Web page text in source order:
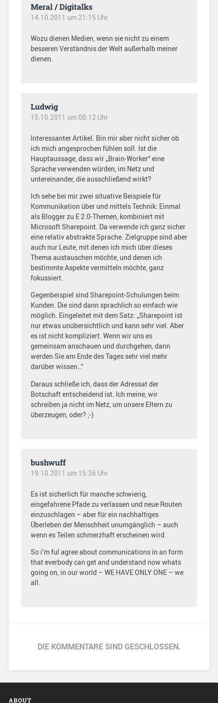
Meral / Digitalks
14.10.2011 um 21:15 Uhr
Wozu dienen Medien, wenn sie nicht zu einem
besseren Verständnis der Welt außerhalb meiner
dienen.
Ludwig
15.10.2011 um 08:12 Uhr
Interessanter Artikel. Bin mir aber nicht sicher ob
ich mich angesprochen fühlen soll. Ist die
Hauptaussage, dass wir „Brain-Worker“ eine
Sprache verwenden würden, im Netz und
untereinander, die ausschließend wirkt?
Ich sehe bei mir zwei situative Beispiele für
Kommunikation über und mittels Technik: Einmal
als Blogger zu E 2.0-Themen, kombiniert mit
Microsoft Sharepoint. Da verwende ich ganz sicher
eine relativ abstrakte Sprache. Zielgruppe sind aber
auch nur Leute, mit denen ich mich über dieses
Thema austauschen möchte, und denen ich
bestimmte Aspekte vermitteln möchte, ganz
fokussiert.
Gegenbeispiel sind Sharepoint-Schulungen beim
Kunden. Die sind dann sprachlich so einfach wie
möglich. Eingeleitet mit dem Satz: „Sharepoint ist
nur etwas unübersichtlich und kann sehr viel. Aber
es ist nicht kompliziert. Wenn wir uns es
gemeinsam anschauen und durchgehen, dann
werden Sie am Ende des Tages sehr viel mehr
darüber wissen…“
Daraus schließe ich, dass der Adressat der
Botschaft entscheidend ist. Ich meine, wir
schreiben ja nicht im Netz, um unsere Eltern zu
überzeugen, oder? ;-)
bushwuff
19.10.2011 um 15:36 Uhr
Es ist sicherlich für manche schwierig,
eingefahrene Pfade zu verlassen und neue Routen
einzuschlagen – aber für ein nachhaltiges
Überleben der Menschheit unumgänglich – auch
wenn es Teilen schmerzhaft erscheinen wird.
So i’m ful agree about communications in an form
that everbody can get and understand now whats
going on, in our world – WE HAVE ONLY ONE – we
all.
DIE KOMMENTARE SIND GESCHLOSSEN.
ABOUT